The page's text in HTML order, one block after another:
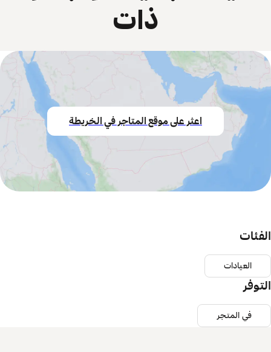
ذات
اعثر على موقع المتاجر في الخريطة
الفئات
العيادات
التوفر
في المتجر